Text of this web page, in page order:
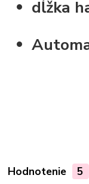
dĺžka
Hodnotenie 5